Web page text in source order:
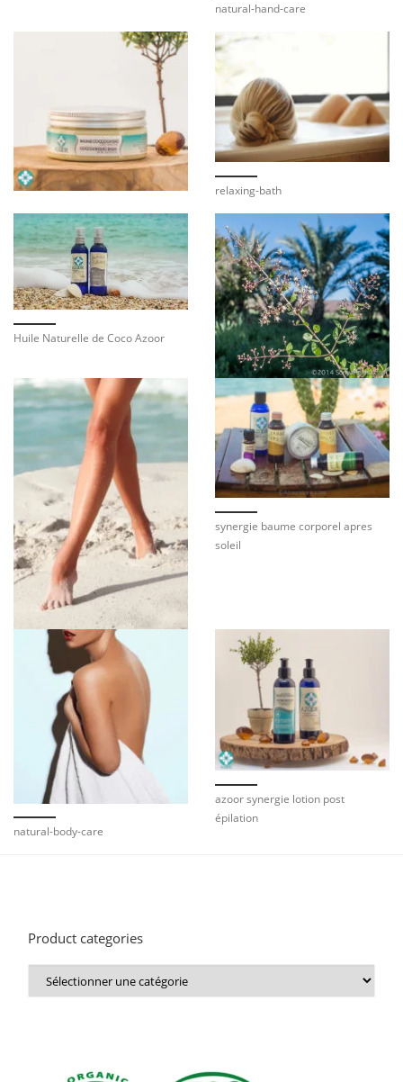
natural-hand-care
relaxing-bath
Huile Naturelle de Coco Azoor
synergie baume corporel apres
soleil
natural-body-care
azoor synergie lotion post
épilation
Product categories